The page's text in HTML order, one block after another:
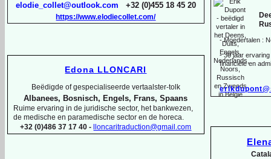
-Moedertalen :
-30 jaar ervaring
financiële en
elodie_collet@outlook.com +32 (0)455 18 45 20
https://www.elodiecollet.com/
Edona LLONCARI
Beëdigde of gespecialiseerde vertaalster-tolk
Albanees, Bosnisch, Engels, Frans, Spaans
Ruime ervaring in de juridische sector, het bankwezen,
de medische en paramedische sector en de horeca.
+32 (0)486 37 17 40 -
lloncaritraduction@gmail.com